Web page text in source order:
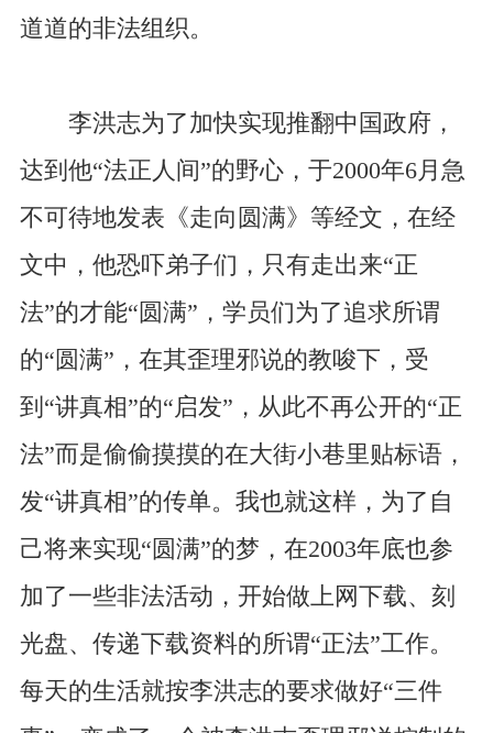
道道的非法组织。
李洪志为了加快实现推翻中国政府，
达到他“法正人间”的野心，于2000年6月急
不可待地发表《走向圆满》等经文，在经
文中，他恐吓弟子们，只有走出来“正
法”的才能“圆满”，学员们为了追求所谓
的“圆满”，在其歪理邪说的教唆下，受
到“讲真相”的“启发”，从此不再公开的“正
法”而是偷偷摸摸的在大街小巷里贴标语，
发“讲真相”的传单。我也就这样，为了自
己将来实现“圆满”的梦，在2003年底也参
加了一些非法活动，开始做上网下载、刻
光盘、传递下载资料的所谓“正法”工作。
每天的生活就按李洪志的要求做好“三件